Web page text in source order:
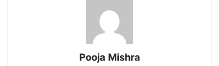
Pooja Mishra